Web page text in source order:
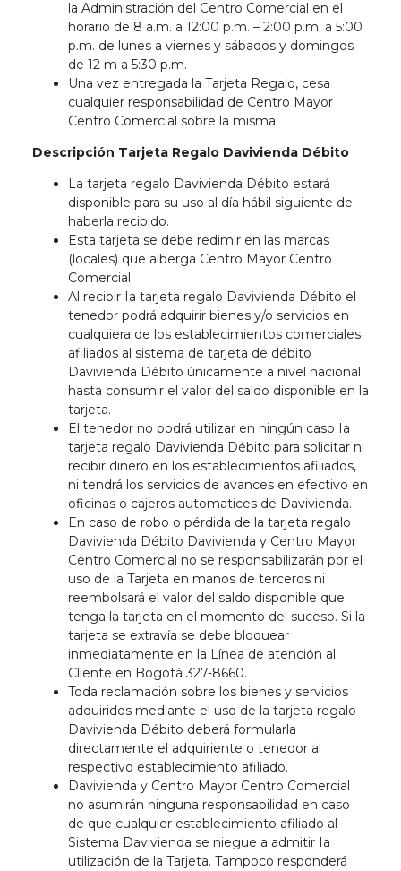
la Administración del Centro Comercial en el
horario de 8 a.m. a 12:00 p.m. – 2:00 p.m. a 5:00
p.m. de lunes a viernes y sábados y domingos
de 12 m a 5:30 p.m.
Una vez entregada la Tarjeta Regalo, cesa
cualquier responsabilidad de Centro Mayor
Centro Comercial sobre la misma.
Descripción Tarjeta Regalo Davivienda Débito
La tarjeta regalo Davivienda Débito estará
disponible para su uso al día hábil siguiente de
haberla recibido.
Esta tarjeta se debe redimir en las marcas
(locales) que alberga Centro Mayor Centro
Comercial.
Al recibir Ia tarjeta regalo Davivienda Débito el
tenedor podrá adquirir bienes y/o servicios en
cualquiera de los establecimientos comerciales
afiliados al sistema de tarjeta de débito
Davivienda Débito únicamente a nivel nacional
hasta consumir el valor del saldo disponible en la
tarjeta.
El tenedor no podrá utilizar en ningún caso Ia
tarjeta regalo Davivienda Débito para solicitar ni
recibir dinero en los establecimientos afiliados,
ni tendrá los servicios de avances en efectivo en
oficinas o cajeros automatices de Davivienda.
En caso de robo o pérdida de la tarjeta regalo
Davivienda Débito Davivienda y Centro Mayor
Centro Comercial no se responsabilizarán por el
uso de la Tarjeta en manos de terceros ni
reembolsará el valor del saldo disponible que
tenga la tarjeta en el momento del suceso. Si la
tarjeta se extravía se debe bloquear
inmediatamente en la Línea de atención al
Cliente en Bogotá 327-8660.
Toda reclamación sobre los bienes y servicios
adquiridos mediante el uso de la tarjeta regalo
Davivienda Débito deberá formularla
directamente el adquiriente o tenedor al
respectivo establecimiento afiliado.
Davivienda y Centro Mayor Centro Comercial
no asumirán ninguna responsabilidad en caso
de que cualquier establecimiento afiliado al
Sistema Davivienda se niegue a admitir Ia
utilización de la Tarjeta. Tampoco responderá